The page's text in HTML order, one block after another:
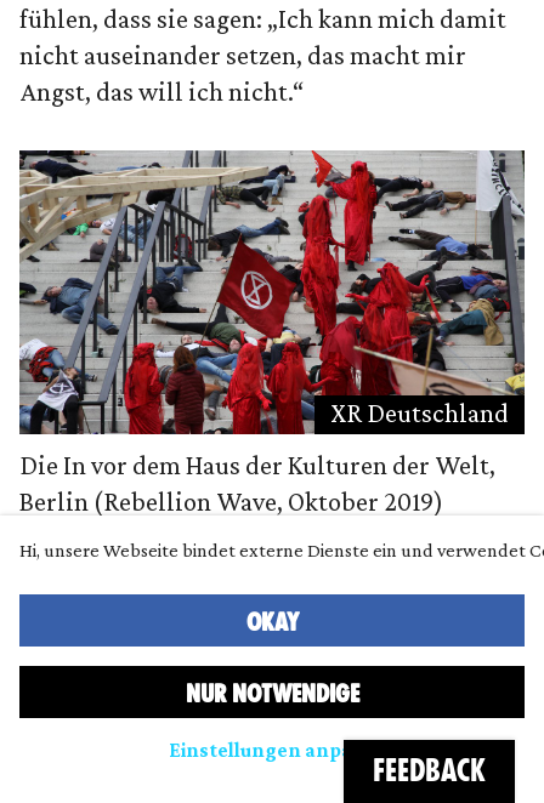
fühlen, dass sie sagen: „Ich kann mich damit
nicht auseinander setzen, das macht mir
Angst, das will ich nicht.“
XR Deutschland
Die In vor dem Haus der Kulturen der Welt,
Berlin (Rebellion Wave, Oktober 2019)
Eine positive Vision
Heißt das, Ihr würdet also eine Alternative zur
„deep education“ vorschlagen?
FEEDBACK
Hi, unsere Webseite bindet externe Dienste ein und verwendet
Einstellungen anpassen
NUR NOTWENDIGE
OKAY